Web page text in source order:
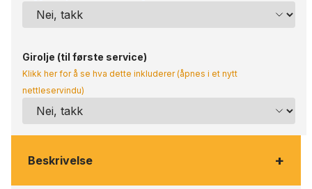
Girolje (til første service)
Klikk her for å se hva dette inkluderer (åpnes i et nytt
nettleservindu)
Beskrivelse +